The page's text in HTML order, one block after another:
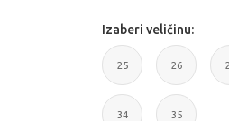
Izaberi veličinu:
25 26
34
35